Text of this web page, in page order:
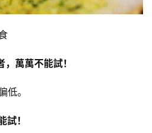
萬萬不能試！
低。
！